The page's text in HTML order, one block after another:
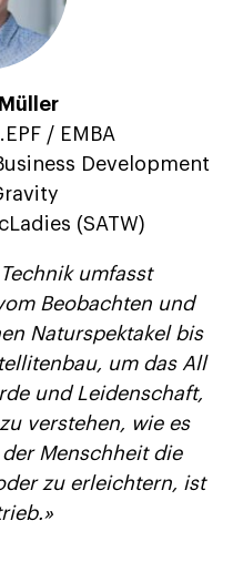
/ EMBA
Development
(SATW)
umfasst
Beobachten und
Naturspektakel bis
um das All
und Leidenschaft,
verstehen, wie es
Menschheit die
zu erleichtern, ist